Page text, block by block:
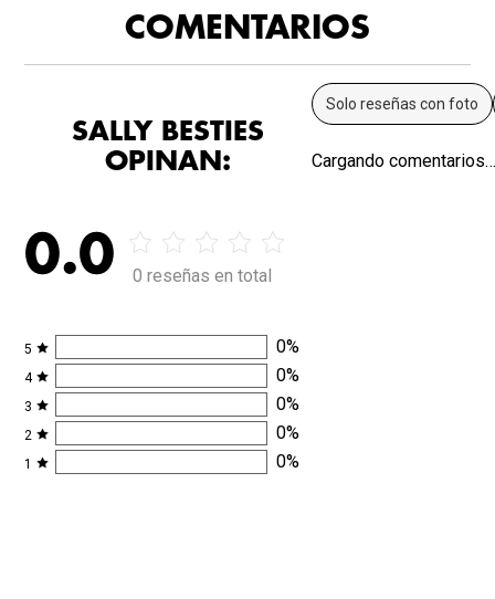
COMENTARIOS
SALLY BESTIES
OPINAN:
0.0 0 reseñas en total
5 0%
4 0%
3 0%
2 0%
1 0%
Solo reseñas con foto
Cargando